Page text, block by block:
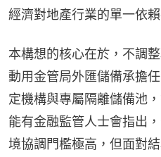
經濟對地產行業的單一依
本構想的核心在於，不調
動用金管局外匯儲備承擔
定機構與專屬隔離儲備池
能有金融監管人士會指出
境協調門檻極高，但面對